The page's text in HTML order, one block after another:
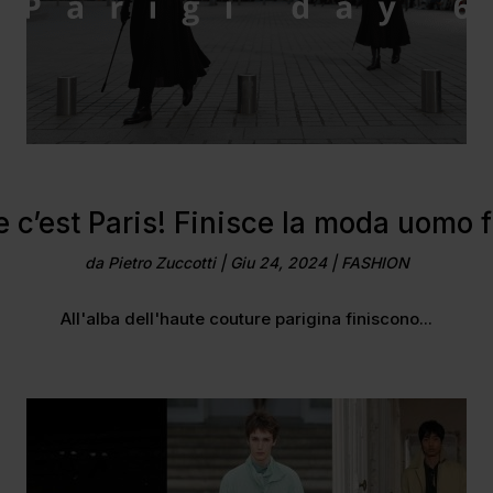
c’est Paris! Finisce la moda uomo
da Pietro Zuccotti| Giu 24, 2024| FASHION
All'alba dell'haute couture parigina finiscono...